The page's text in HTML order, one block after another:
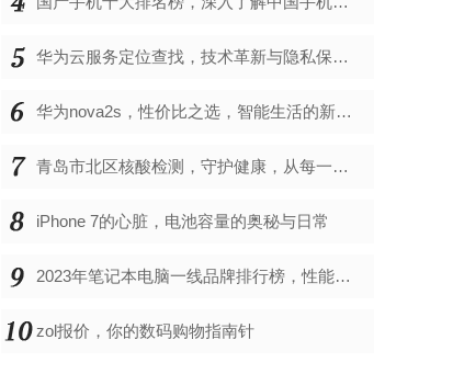
华为云服务定位查找，技术革新与隐私保护的双重奏
华为nova2s，性价比之选，智能生活的新伙伴
青岛市北区核酸检测，守护健康，从每一次检测开始
iPhone 7的心脏，电池容量的奥秘与日常
2023年笔记本电脑一线品牌排行榜，性能、创新与用户满意度的综合考量
zol报价，你的数码购物指南针